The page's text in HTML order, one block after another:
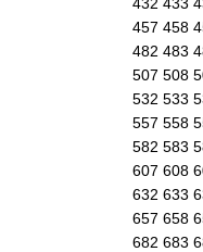
457 458
482 483
507 508
532 533
557 558
582 583
607 608
632 633
657 658
682 683